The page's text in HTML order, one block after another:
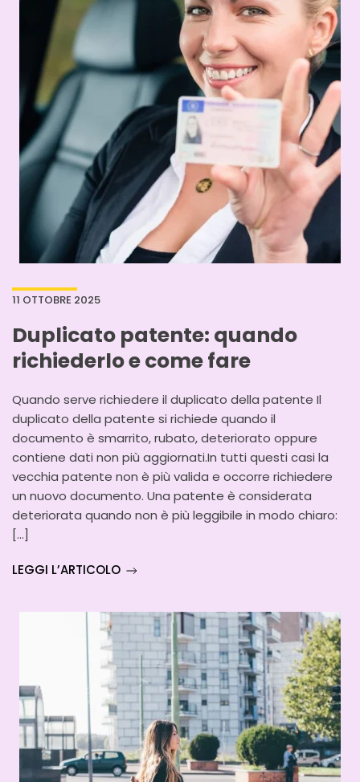
11 OTTOBRE 2025
Duplicato patente: quando
richiederlo e come fare
Quando serve richiedere il duplicato della patente Il
duplicato della patente si richiede quando il
documento è smarrito, rubato, deteriorato oppure
contiene dati non più aggiornati.In tutti questi casi la
vecchia patente non è più valida e occorre richiedere
un nuovo documento. Una patente è considerata
deteriorata quando non è più leggibile in modo chiaro:
[…]
LEGGI L’ARTICOLO